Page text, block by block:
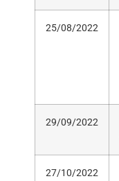
25/08/2022
29/09/2022
27/10/2022